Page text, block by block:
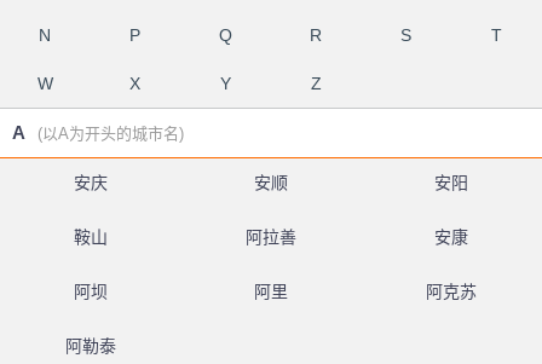
N P Q R S T
W X Y Z
A (以A为开头的城市名)
安庆 安顺 安阳
鞍山 阿拉善 安康
阿坝 阿里 阿克苏
阿勒泰